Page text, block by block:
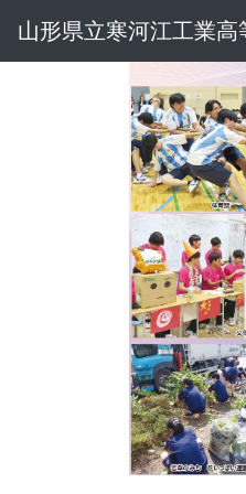
山形県立寒河江工業高